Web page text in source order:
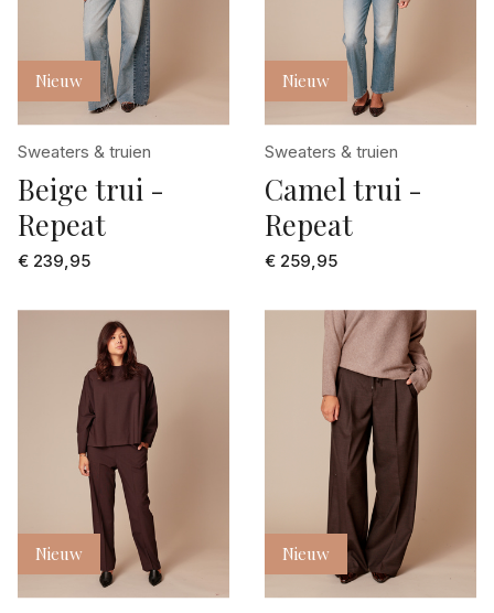
Nieuw
Sweaters & truien
Beige trui -
Repeat
€ 239,95
Nieuw
Sweaters & truien
Camel trui -
Repeat
€ 259,95
Nieuw Nieuw